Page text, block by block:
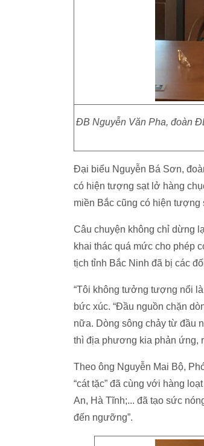
ĐB Nguyễn Văn Pha, đoàn
Đại biểu Nguyễn Bá Sơn,
có hiện tượng sạt lở hàng
miền Bắc cũng có hiện tượng
Câu chuyện không chỉ dừng
khai thác quá mức cho phép
tịch tỉnh Bắc Ninh đã bị các
“Tôi không tưởng tượng nổi
bức xúc. “Đầu nguồn chặn
nữa. Dòng sông chảy từ đầu
thì địa phương kia phản ứng,
Theo ông Nguyễn Mai Bộ,
“cát tặc” đã cùng với hàng
An, Hà Tĩnh;... đã tạo sức
đến ngưỡng”.